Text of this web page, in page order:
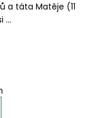
a táta Matěje (11
...